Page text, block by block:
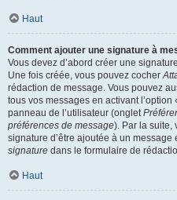
Haut
Comment ajouter une signature à
Vous devez d’abord créer une
Une fois créée, vous pouvez cocher
rédaction de message. Vous pouvez
tous vos messages en activant
panneau de l’utilisateur (onglet
préférences de message). Par la suite,
signature d’être ajoutée à un
signature dans le formulaire de
Haut